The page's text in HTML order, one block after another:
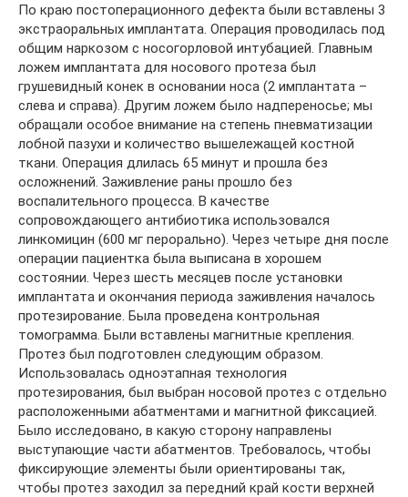
По краю постоперационного дефекта были вставлены 3
экстраоральных имплантата. Операция проводилась под
общим наркозом с носогорловой интубацией. Главным
ложем имплантата для носового протеза был
грушевидный конек в основании носа (2 имплантата –
слева и справа). Другим ложем было надпереносье; мы
обращали особое внимание на степень пневматизации
лобной пазухи и количество вышележащей костной
ткани. Операция длилась 65 минут и прошла без
осложнений. Заживление раны прошло без
воспалительного процесса. В качестве
сопровождающего антибиотика использовался
линкомицин (600 мг перорально). Через четыре дня после
операции пациентка была выписана в хорошем
состоянии. Через шесть месяцев после установки
имплантата и окончания периода заживления началось
протезирование. Была проведена контрольная
томограмма. Были вставлены магнитные крепления.
Протез был подготовлен следующим образом.
Использовалась одноэтапная технология
протезирования, был выбран носовой протез с отдельно
расположенными абатментами и магнитной фиксацией.
Было исследовано, в какую сторону направлены
выступающие части абатментов. Требовалось, чтобы
фиксирующие элементы были ориентированы так,
чтобы протез заходил за передний край кости верхней